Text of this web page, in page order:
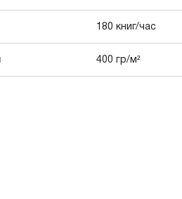
180 книг/час
400 гр/м²